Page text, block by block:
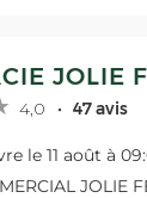
JOLIE
4,0 47 avis
le 11 août à
JOLIE